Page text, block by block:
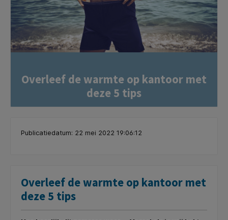
Overleef de warmte op kantoor met
deze 5 tips
Publicatiedatum: 22 mei 2022 19:06:12
Overleef de warmte op kantoor met
deze 5 tips